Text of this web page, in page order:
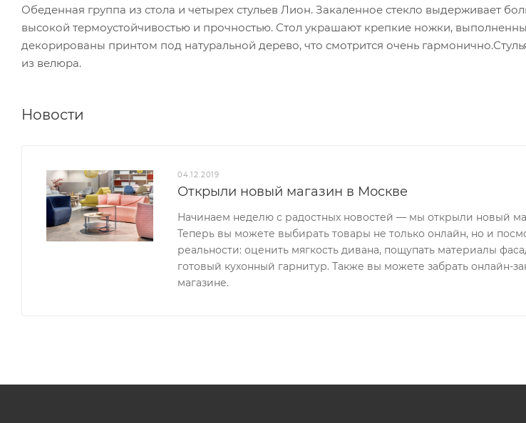
Обеденная группа из стола и четырех стульев Лион. Закаленное стекло выдерживает
высокой термоустойчивостью и прочностью. Стол украшают крепкие ножки,
декорированы принтом под натуральной дерево, что смотрится очень
из велюра.
Новости
04.12.2019
Открыли новый магазин в Москве
Начинаем неделю с радостных новостей — мы открыли новый
Теперь вы можете выбирать товары не только онлайн, но и
реальности: оценить мягкость дивана, пощупать материалы
готовый кухонный гарнитур. Также вы можете забрать онлайн-
магазине.